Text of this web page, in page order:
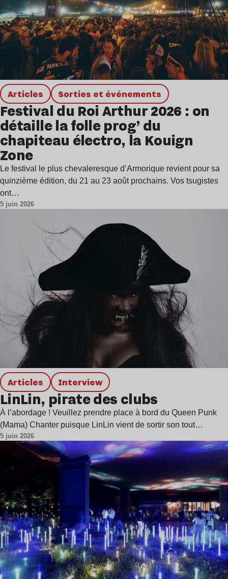
Articles Sorties et événements
Festival du Roi Arthur 2026 : on
détaille la folle prog’ du
chapiteau électro, la Kouign
Zone
Le festival le plus chevaleresque d’Armorique revient pour sa
quinzième édition, du 21 au 23 août prochains. Vos tsugistes
ont…
5 juin 2026
Articles interview
LinLin, pirate des clubs
À l’abordage ! Veuillez prendre place à bord du Queen Punk
(Mama) Chanter puisque LinLin vient de sortir son tout…
5 juin 2026